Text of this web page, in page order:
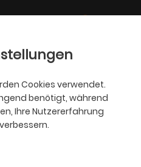
Cookies verwendet.
benötigt, während
Ihre Nutzererfahrung